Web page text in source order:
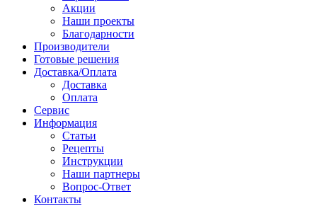
Акции
Наши проекты
Благодарности
Производители
Готовые решения
Доставка/Оплата
Доставка
Оплата
Сервис
Информация
Статьи
Рецепты
Инструкции
Наши партнеры
Вопрос-Ответ
Контакты